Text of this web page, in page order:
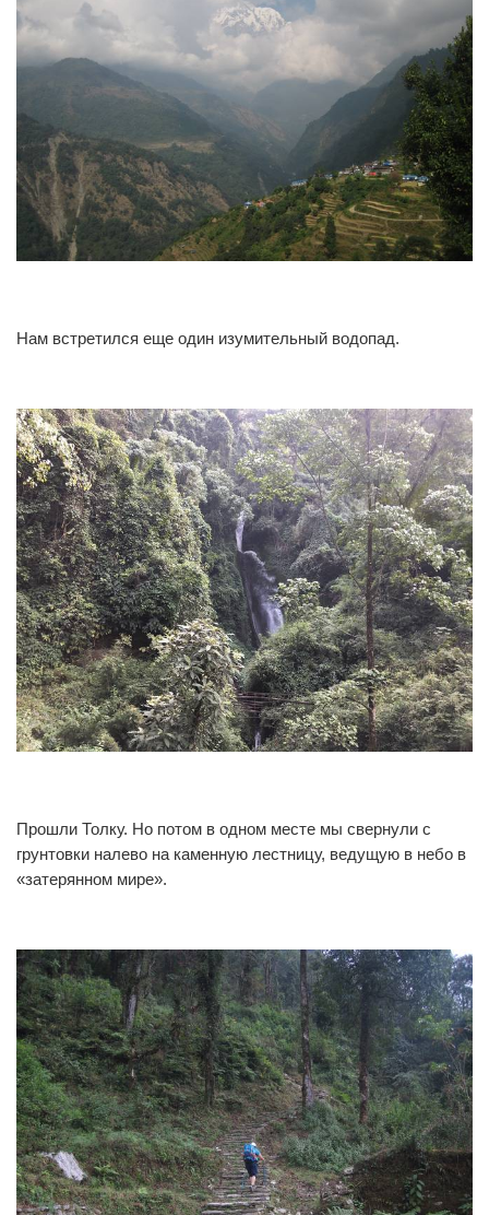
Нам встретился еще один изумительный водопад.
Прошли Толку. Но потом в одном месте мы свернули с
грунтовки налево на каменную лестницу, ведущую в небо в
«затерянном мире».